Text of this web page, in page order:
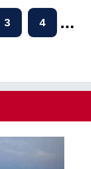
3 4 ...